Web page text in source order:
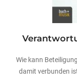
Wie kann
damit verbunden